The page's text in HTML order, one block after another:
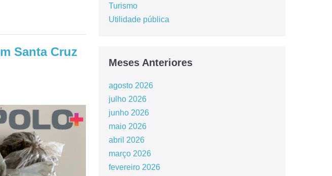
Santa Cruz
Turismo
Utilidade pública
Meses Anteriores
agosto 2026
julho 2026
junho 2026
maio 2026
abril 2026
março 2026
fevereiro 2026